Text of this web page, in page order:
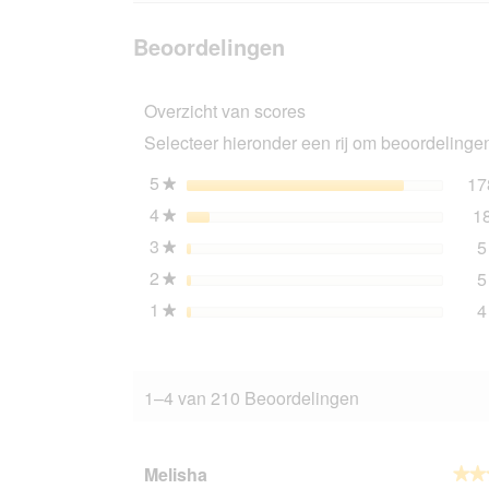
PREMIERE
naturel
met
g
Beoordelingen
Overzicht van scores
Selecteer hieronder een rij om
5★ sterren
4★ sterren
3★ sterren 5
2★ sterren 5
1★ sterren 4
1–4 van 210 Beoordelingen
Melisha